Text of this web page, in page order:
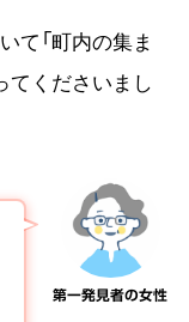
て「町内の集ま
てくださいまし
第一発見者の女性